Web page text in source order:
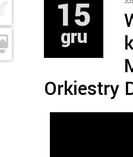
15
gru
Orkiestry